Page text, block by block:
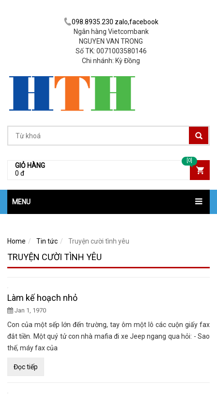
098.8935.230 zalo,facebook
Ngân hàng Vietcombank
NGUYEN VAN TRONG
Số TK: 0071003580146
Chi nhánh: Kỳ Đồng
GIỎ HÀNG
0 đ
[0]
MENU
Home Tin tức Truyện cười tình yêu
TRUYỆN CƯỜI TÌNH YÊU
Làm kế hoạch nhỏ
Jan 1, 1970
Con của một sếp lớn đến trường, tay ôm một lô các cuộn giấy fax
đắt tiền. Một quý tử con nhà mafia đi xe Jeep ngang qua hỏi: - Sao
thế, máy fax của
Đọc tiếp